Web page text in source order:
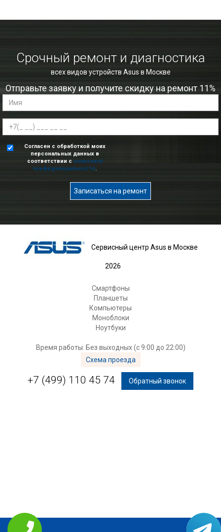
Срочный ремонт и диагностика
всех видов устройств Asus в Москве
Отправьте заявку и получите скидку на ремонт 11%
Согласен с обработкой моих
персональных данных в
соответствии с политикой
конфиденциальности.
Записаться на ремонт
Сервисный центр Asus в Москве
2026
Смартфоны
Планшеты
Компьютеры
Моноблоки
Ноутбуки
Время работы: Без выходных (с 9:00 до 22:00)
Схема проезда
+7 (499) 110 45 74 Обратный звонок